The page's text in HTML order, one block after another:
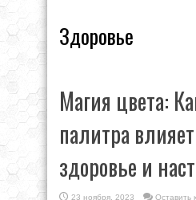
Здоровье
Магия цвета:
палитра
здоровье и
23 ноября, 2023 Оставить